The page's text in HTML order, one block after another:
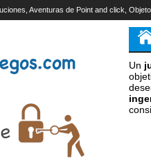
Aventuras de Point and click,
Un